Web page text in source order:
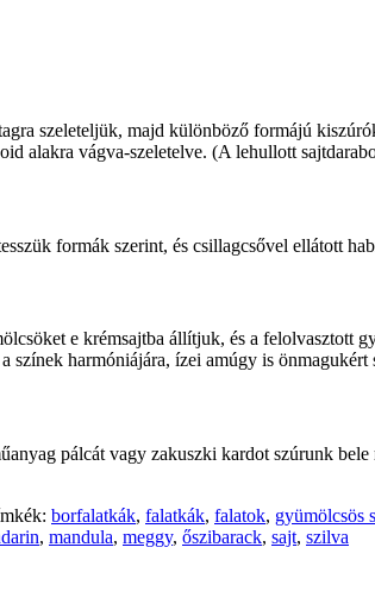
szeleteljük, majd különböző formájú
alakra vágva-szeletelve. (A lehullott
formák szerint, és csillagcsővel ellátott
e krémsajtba állítjuk, és a felolvasztott
színek harmóniájára, ízei amúgy is önmagukért
pálcát vagy zakuszki kardot szúrunk
borfalatkák, falatkák, falatok, gyümölcsös
, mandula, meggy, őszibarack, sajt, szilva